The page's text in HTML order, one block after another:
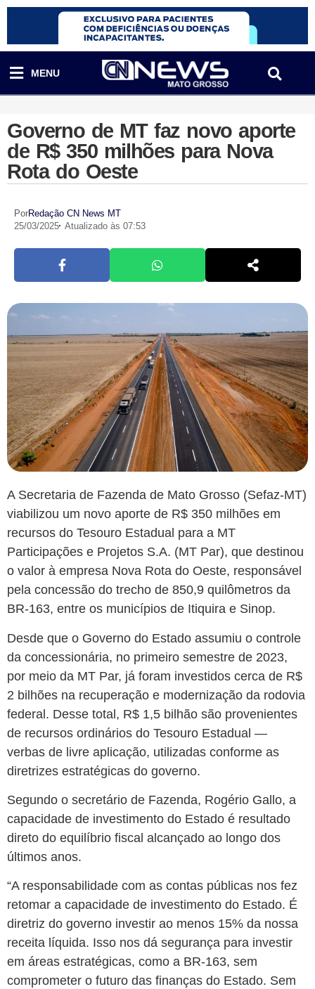
MENU
Governo de MT faz novo aporte
de R$ 350 milhões para Nova
Rota do Oeste
PorRedação CN News MT
25/03/2025 Atualizado às 07:53
A Secretaria de Fazenda de Mato Grosso (Sefaz-MT)
viabilizou um novo aporte de R$ 350 milhões em
recursos do Tesouro Estadual para a MT
Participações e Projetos S.A. (MT Par), que destinou
o valor à empresa Nova Rota do Oeste, responsável
pela concessão do trecho de 850,9 quilômetros da
BR-163, entre os municípios de Itiquira e Sinop.
Desde que o Governo do Estado assumiu o controle
da concessionária, no primeiro semestre de 2023,
por meio da MT Par, já foram investidos cerca de R$
2 bilhões na recuperação e modernização da rodovia
federal. Desse total, R$ 1,5 bilhão são provenientes
de recursos ordinários do Tesouro Estadual —
verbas de livre aplicação, utilizadas conforme as
diretrizes estratégicas do governo.
Segundo o secretário de Fazenda, Rogério Gallo, a
capacidade de investimento do Estado é resultado
direto do equilíbrio fiscal alcançado ao longo dos
últimos anos.
“A responsabilidade com as contas públicas nos fez
retomar a capacidade de investimento do Estado. É
diretriz do governo investir ao menos 15% da nossa
receita líquida. Isso nos dá segurança para investir
em áreas estratégicas, como a BR-163, sem
comprometer o futuro das finanças do Estado. Sem